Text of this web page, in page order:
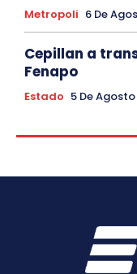
Metropoli 6 De
Cepillan a
Fenapo
Estado 5 De